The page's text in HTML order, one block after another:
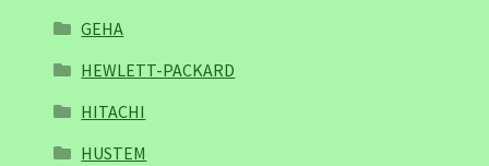
GEHA
HEWLETT-PACKARD
HITACHI
HUSTEM